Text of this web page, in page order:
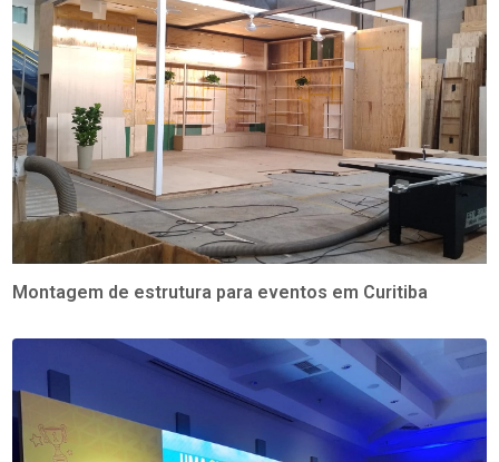
Montagem de estrutura para eventos em Curitiba